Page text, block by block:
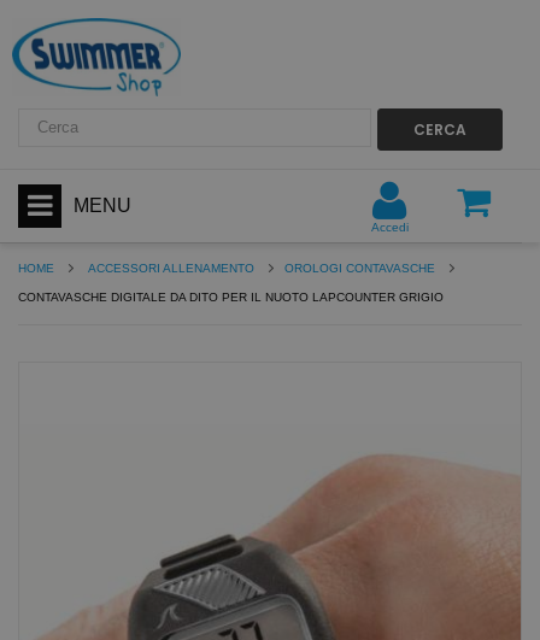
CERCA
MENU
Accedi
HOME ACCESSORI ALLENAMENTO OROLOGI CONTAVASCHE
CONTAVASCHE DIGITALE DA DITO PER IL NUOTO LAPCOUNTER GRIGIO